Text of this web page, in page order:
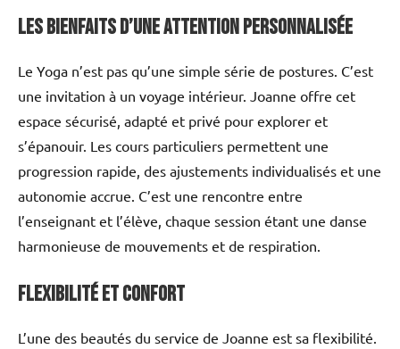
Les bienfaits d’une attention personnalisée
Le Yoga n’est pas qu’une simple série de postures. C’est
une invitation à un voyage intérieur. Joanne offre cet
espace sécurisé, adapté et privé pour explorer et
s’épanouir. Les cours particuliers permettent une
progression rapide, des ajustements individualisés et une
autonomie accrue. C’est une rencontre entre
l’enseignant et l’élève, chaque session étant une danse
harmonieuse de mouvements et de respiration.
Flexibilité et confort
L’une des beautés du service de Joanne est sa flexibilité.